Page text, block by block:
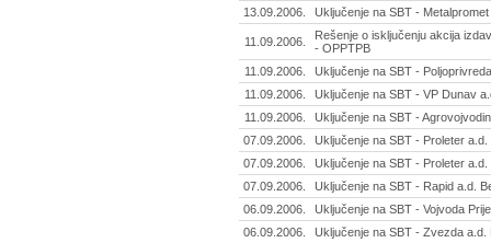
13.09.2006.
Uključenje na SBT -
11.09.2006.
Rešenje o isključenju akcija
- OPPTPB
11.09.2006.
Uključenje na SBT -
11.09.2006.
Uključenje na SBT - VP Dunav
11.09.2006.
Uključenje na SBT -
07.09.2006.
Uključenje na SBT - Proleter
07.09.2006.
Uključenje na SBT - Proleter
07.09.2006.
Uključenje na SBT - Rapid a.d.
06.09.2006.
Uključenje na SBT - Vojvoda
06.09.2006.
Uključenje na SBT - Zvezda a.d.